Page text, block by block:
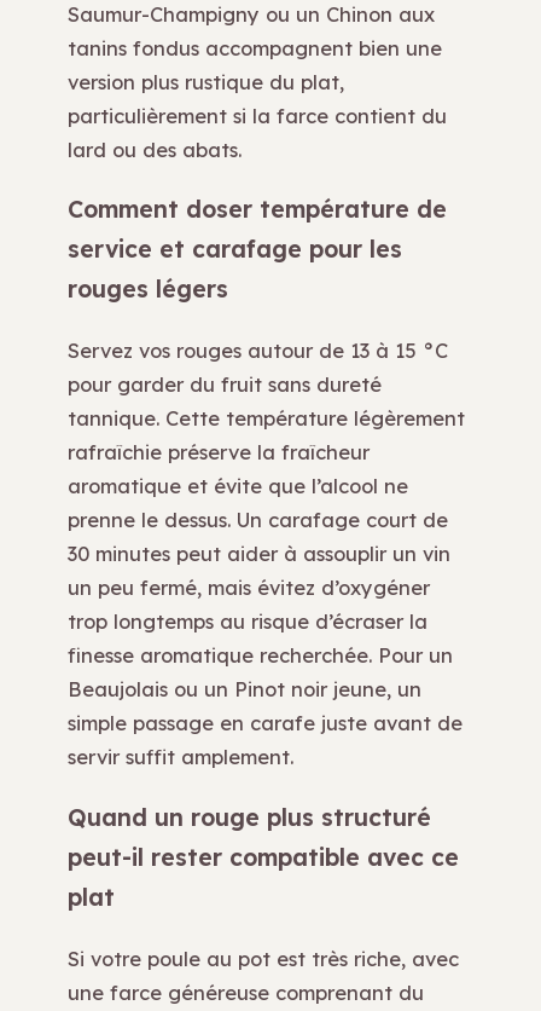
Saumur-Champigny ou un Chinon aux
tanins fondus accompagnent bien une
version plus rustique du plat,
particulièrement si la farce contient du
lard ou des abats.
Comment doser température de
service et carafage pour les
rouges légers
Servez vos rouges autour de 13 à 15 °C
pour garder du fruit sans dureté
tannique. Cette température légèrement
rafraîchie préserve la fraîcheur
aromatique et évite que l’alcool ne
prenne le dessus. Un carafage court de
30 minutes peut aider à assouplir un vin
un peu fermé, mais évitez d’oxygéner
trop longtemps au risque d’écraser la
finesse aromatique recherchée. Pour un
Beaujolais ou un Pinot noir jeune, un
simple passage en carafe juste avant de
servir suffit amplement.
Quand un rouge plus structuré
peut-il rester compatible avec ce
plat
Si votre poule au pot est très riche, avec
une farce généreuse comprenant du